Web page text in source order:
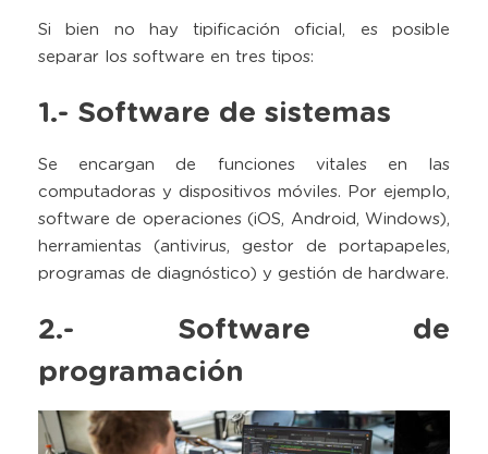
Si bien no hay tipificación oficial, es posible
separar los software en tres tipos:
1.- Software de sistemas
Se encargan de funciones vitales en las
computadoras y dispositivos móviles. Por ejemplo,
software de operaciones (iOS, Android, Windows),
herramientas (antivirus, gestor de portapapeles,
programas de diagnóstico) y gestión de hardware.
2.- Software de
programación